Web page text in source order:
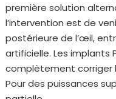
première solution
l’intervention est de
postérieure de l’œil,
artificielle. Les
complètement corriger
Pour des puissances